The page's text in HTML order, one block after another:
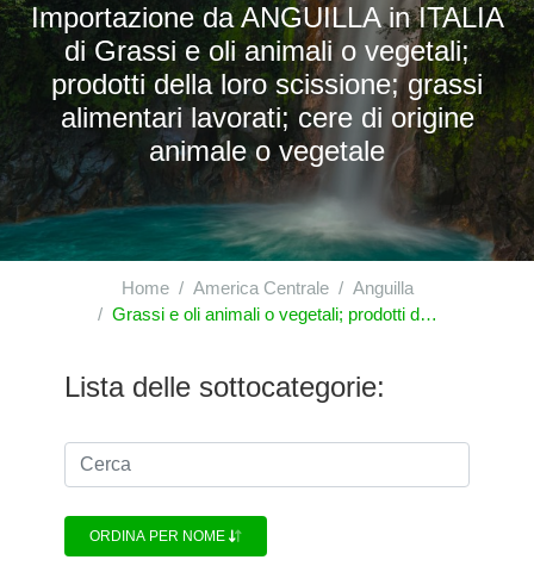
Importazione da ANGUILLA in ITALIA
di Grassi e oli animali o vegetali;
prodotti della loro scissione; grassi
alimentari lavorati; cere di origine
animale o vegetale
Home America Centrale
Anguilla
Grassi e oli animali o vegetali; prodotti della loro scissione; grassi alimentari lavorati; cere di origine animale o vegetale
Lista delle sottocategorie:
ORDINA PER NOME